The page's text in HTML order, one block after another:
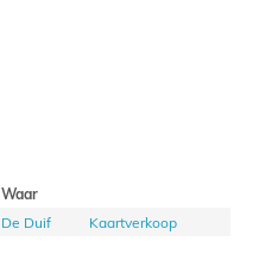
Waar
De Duif Kaartverkoop